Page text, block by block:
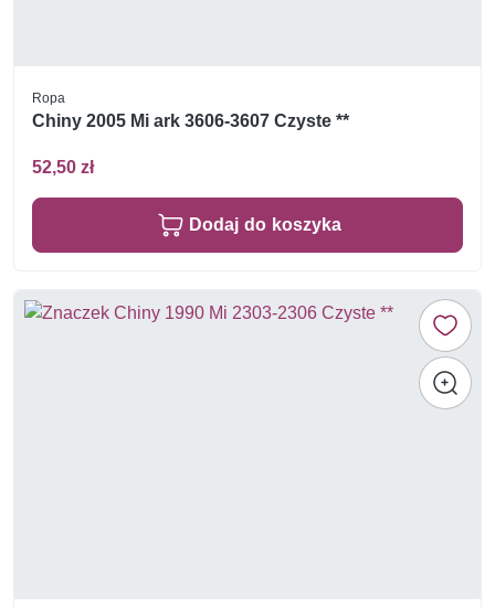
Ropa
Chiny 2005 Mi ark 3606-3607 Czyste **
52,50 zł
Dodaj do koszyka